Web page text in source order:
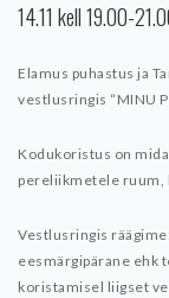
14.11 kell 19.00-
Elamus puhastus ja
vestlusringis “MINU
Kodukoristus on
pereliikmetele ruum,
Vestlusringis räägime:
eesmärgipärane ehk
koristamisel liigset